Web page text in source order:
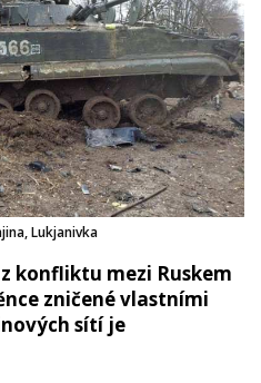
Lukjanivka
konfliktu mezi Ruskem
zničené vlastními
sítí je